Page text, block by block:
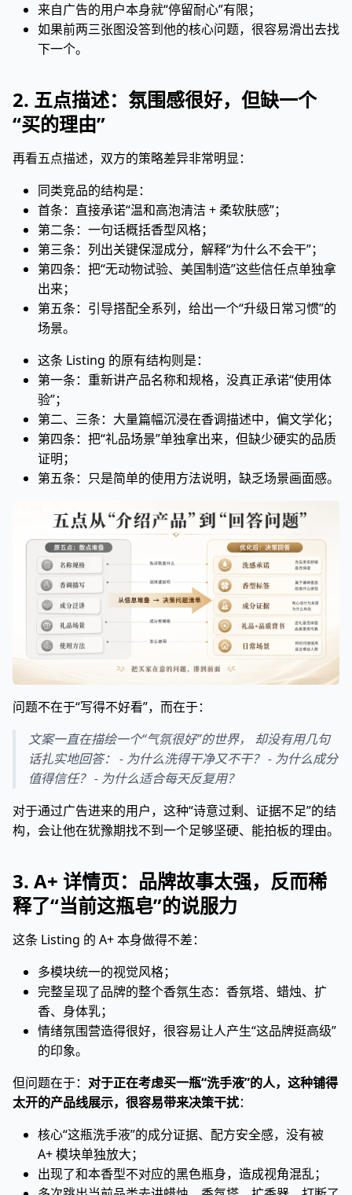
来自广告的用户本身就“停留耐心”有限；
如果前两三张图没答到他的核心问题，很容易滑出去找
下一个。
2. 五点描述：氛围感很好，但缺一个
“买的理由”
再看五点描述，双方的策略差异非常明显：
同类竞品的结构是：
首条：直接承诺“温和高泡清洁 + 柔软肤感”；
第二条：一句话概括香型风格；
第三条：列出关键保湿成分，解释“为什么不会干”；
第四条：把“无动物试验、美国制造”这些信任点单独拿
出来；
第五条：引导搭配全系列，给出一个“升级日常习惯”的
场景。
这条 Listing 的原有结构则是：
第一条：重新讲产品名称和规格，没真正承诺“使用体
验”；
第二、三条：大量篇幅沉浸在香调描述中，偏文学化；
第四条：把“礼品场景”单独拿出来，但缺少硬实的品质
证明；
第五条：只是简单的使用方法说明，缺乏场景画面感。
问题不在于“写得不好看”，而在于：
文案一直在描绘一个“气氛很好”的世界， 却没有用几句
话扎实地回答： - 为什么洗得干净又不干？ - 为什么成分
值得信任？ - 为什么适合每天反复用？
对于通过广告进来的用户，这种“诗意过剩、证据不足”的结
构，会让他在犹豫期找不到一个足够坚硬、能拍板的理由。
3. A+ 详情页：品牌故事太强，反而稀
释了“当前这瓶皂”的说服力
这条 Listing 的 A+ 本身做得不差：
多模块统一的视觉风格；
完整呈现了品牌的整个香氛生态：香氛塔、蜡烛、扩
香、身体乳；
情绪氛围营造得很好，很容易让人产生“这品牌挺高级”
的印象。
但问题在于： 对于正在考虑买一瓶“洗手液”的人，这种铺得
太开的产品线展示，很容易带来决策干扰：
核心“这瓶洗手液”的成分证据、配方安全感，没有被
A+ 模块单独放大；
出现了和本香型不对应的黑色瓶身，造成视角混乱；